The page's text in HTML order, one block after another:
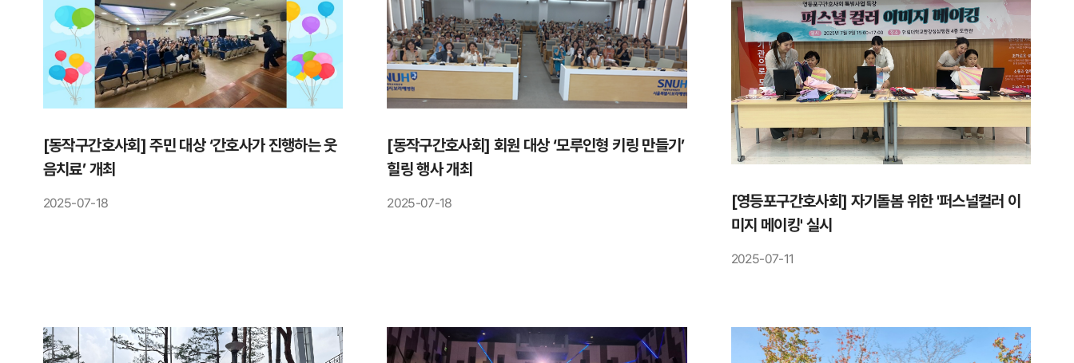
[동작구간호사회] 주민 대상 ‘간호사가 진행하는 웃
음치료’ 개최
2025-07-18
[동작구간호사회] 회원 대상 ‘모루인형 키링 만들기’
힐링 행사 개최
2025-07-18
[영등포구간호사회] 자기돌봄 위한 '퍼스널컬러 이
미지 메이킹' 실시
2025-07-11